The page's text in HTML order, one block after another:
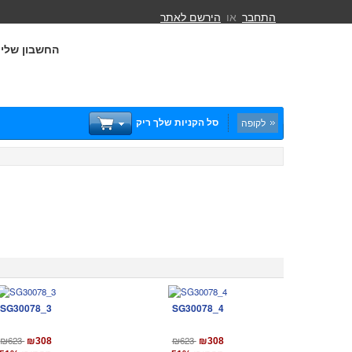
החשבון שלי
התחבר או הירשם לאתר
סל הקניות שלך ריק לקופה
SG30078_3
₪623 ₪308
SG30078_4
₪623 ₪308